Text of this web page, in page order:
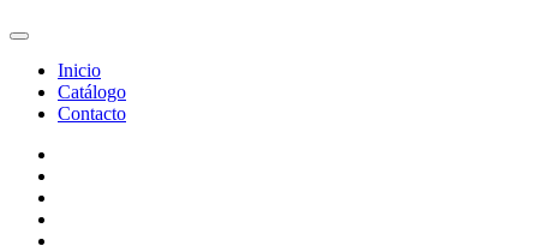
Inicio
Catálogo
Contacto